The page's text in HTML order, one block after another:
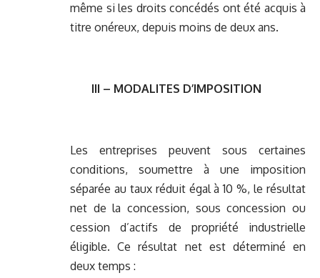
même si les droits concédés ont été acquis à
titre onéreux, depuis moins de deux ans.
III – MODALITES D’IMPOSITION
Les entreprises peuvent sous certaines
conditions, soumettre à une imposition
séparée au taux réduit égal à 10 %, le résultat
net de la concession, sous concession ou
cession d’actifs de propriété industrielle
éligible. Ce résultat net est déterminé en
deux temps :